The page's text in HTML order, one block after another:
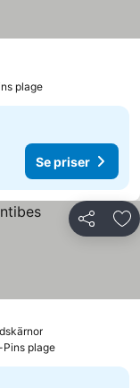
plage
Se priser
Dela
plage